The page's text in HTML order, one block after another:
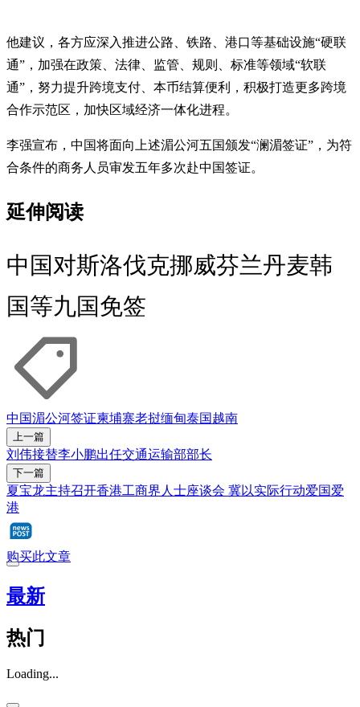
他建议，各方应深入推进公路、铁路、港口等基础设施“硬联
通”，加强在政策、法律、监管、规则、标准等领域“软联
通”，努力提升跨境支付、本币结算便利，积极打造更多跨境
合作示范区，加快区域经济一体化进程。
李强宣布，中国将面向上述湄公河五国颁发“澜湄签证”，为符
合条件的商务人员审发五年多次赴中国签证。
延伸阅读
中国对斯洛伐克挪威芬兰丹麦韩
国等九国免签
中国湄公河签证柬埔寨老挝缅甸泰国越南
上一篇
刘伟接替李小鹏出任交通运输部部长
下一篇
夏宝龙主持召开香港工商界人士座谈会 冀以实际行动爱国爱
港
购买此文章
最新
热门
Loading...